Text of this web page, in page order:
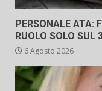
PERSONALE ATA:
RUOLO SOLO SUL
6 Agosto 2026